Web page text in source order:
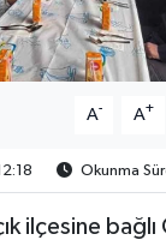
A- A+
Okunma
ilçesine